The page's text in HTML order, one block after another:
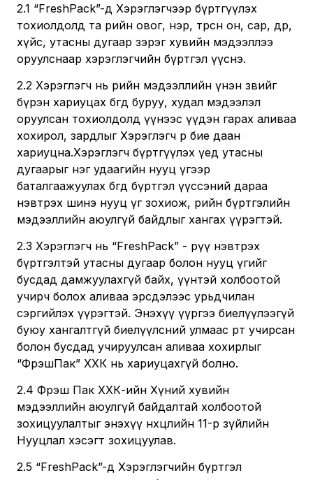
2.1 “FreshPack”-д Хэрэглэгчээр бүртгүүлэх
тохиолдолд та өөрийн овог, нэр, төрсөн он, сар, өдөр,
хүйс, утасны дугаар зэрэг хувийн мэдээллээ
оруулснаар хэрэглэгчийн бүртгэл үүснэ.
2.2 Хэрэглэгч нь өөрийн мэдээллийн үнэн зөвийг
бүрэн хариуцах бөгөөд буруу, худал мэдээлэл
оруулсан тохиолдолд үүнээс үүдэн гарах аливаа
хохирол, зардлыг Хэрэглэгч өөрөө бие даан
хариуцна.Хэрэглэгч бүртгүүлэх үед утасны
дугаарыг нэг удаагийн нууц үгээр
баталгаажуулах бөгөөд бүртгэл үүссэний дараа
нэвтрэх шинэ нууц үг зохиож, өөрийн бүртгэлийн
мэдээллийн аюулгүй байдлыг хангах үүрэгтэй.
2.3 Хэрэглэгч нь “FreshPack” - рүү нэвтрэх
бүртгэлтэй утасны дугаар болон нууц үгийг
бусдад дамжуулахгүй байх, үүнтэй холбоотой
учирч болох аливаа эрсдэлээс урьдчилан
сэргийлэх үүрэгтэй. Энэхүү үүргээ биелүүлээгүй
буюу хангалтгүй биелүүлсний улмаас өөрт учирсан
болон бусдад учируулсан аливаа хохирлыг
“ФрэшПак” ХХК нь хариуцахгүй болно.
2.4 Фрэш Пак ХХК-ийн Хүний хувийн
мэдээллийн аюулгүй байдалтай холбоотой
зохицуулалтыг энэхүү нөхцөлийн 11-р зүйлийн
Нууцлал хэсэгт зохицуулав.
2.5 “FreshPack”-д Хэрэглэгчийн бүртгэл